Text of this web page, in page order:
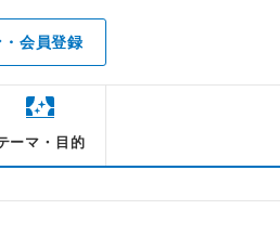
・会員登録
ーマ・目的